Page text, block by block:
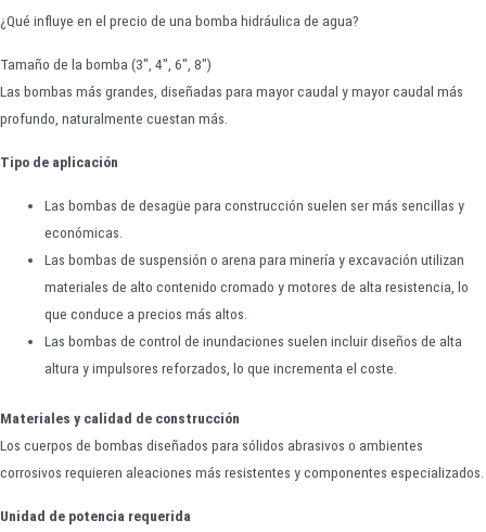
¿Qué influye en el precio de una bomba hidráulica de agua?
Tamaño de la bomba (3", 4", 6", 8")
Las bombas más grandes, diseñadas para mayor caudal y mayor caudal más
profundo, naturalmente cuestan más.
Tipo de aplicación
Las bombas de desagüe para construcción suelen ser más sencillas y
económicas.
Las bombas de suspensión o arena para minería y excavación utilizan
materiales de alto contenido cromado y motores de alta resistencia, lo
que conduce a precios más altos.
Las bombas de control de inundaciones suelen incluir diseños de alta
altura y impulsores reforzados, lo que incrementa el coste.
Materiales y calidad de construcción
Los cuerpos de bombas diseñados para sólidos abrasivos o ambientes
corrosivos requieren aleaciones más resistentes y componentes especializados.
Unidad de potencia requerida